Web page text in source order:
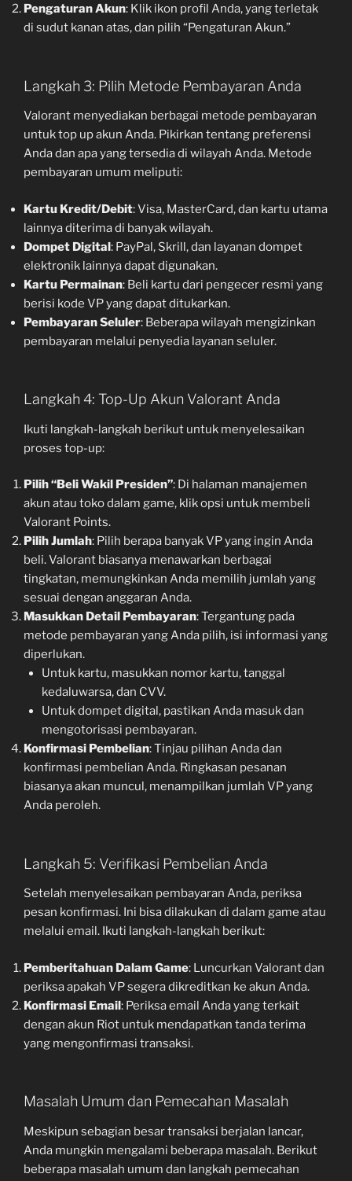
Pengaturan Akun: Klik ikon profil Anda, yang terletak
di sudut kanan atas, dan pilih “Pengaturan Akun.”
Langkah 3: Pilih Metode Pembayaran Anda
Valorant menyediakan berbagai metode pembayaran
untuk top up akun Anda. Pikirkan tentang preferensi
Anda dan apa yang tersedia di wilayah Anda. Metode
pembayaran umum meliputi:
Kartu Kredit/Debit: Visa, MasterCard, dan kartu utama
lainnya diterima di banyak wilayah.
Dompet Digital: PayPal, Skrill, dan layanan dompet
elektronik lainnya dapat digunakan.
Kartu Permainan: Beli kartu dari pengecer resmi yang
berisi kode VP yang dapat ditukarkan.
Pembayaran Seluler: Beberapa wilayah mengizinkan
pembayaran melalui penyedia layanan seluler.
Langkah 4: Top-Up Akun Valorant Anda
Ikuti langkah-langkah berikut untuk menyelesaikan
proses top-up:
Pilih “Beli Wakil Presiden”: Di halaman manajemen
akun atau toko dalam game, klik opsi untuk membeli
Valorant Points.
Pilih Jumlah: Pilih berapa banyak VP yang ingin Anda
beli. Valorant biasanya menawarkan berbagai
tingkatan, memungkinkan Anda memilih jumlah yang
sesuai dengan anggaran Anda.
Masukkan Detail Pembayaran: Tergantung pada
metode pembayaran yang Anda pilih, isi informasi yang
diperlukan.
Untuk kartu, masukkan nomor kartu, tanggal
kedaluwarsa, dan CVV.
Untuk dompet digital, pastikan Anda masuk dan
mengotorisasi pembayaran.
Konfirmasi Pembelian: Tinjau pilihan Anda dan
konfirmasi pembelian Anda. Ringkasan pesanan
biasanya akan muncul, menampilkan jumlah VP yang
Anda peroleh.
Langkah 5: Verifikasi Pembelian Anda
Setelah menyelesaikan pembayaran Anda, periksa
pesan konfirmasi. Ini bisa dilakukan di dalam game atau
melalui email. Ikuti langkah-langkah berikut:
Pemberitahuan Dalam Game: Luncurkan Valorant dan
periksa apakah VP segera dikreditkan ke akun Anda.
Konfirmasi Email: Periksa email Anda yang terkait
dengan akun Riot untuk mendapatkan tanda terima
yang mengonfirmasi transaksi.
Masalah Umum dan Pemecahan Masalah
Meskipun sebagian besar transaksi berjalan lancar,
Anda mungkin mengalami beberapa masalah. Berikut
beberapa masalah umum dan langkah pemecahan